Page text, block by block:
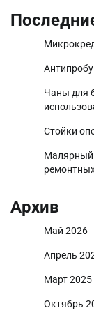
Чаны для
Стойки
Малярный
Архив
Май 2026
Апрель
Март 2025
Октябрь